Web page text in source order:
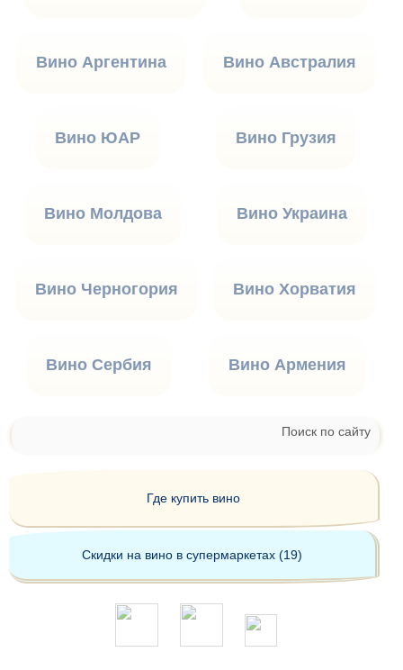
Вино Аргентина Вино Австралия
Вино ЮАР Вино Грузия
Вино Молдова Вино Украина
Вино Черногория Вино Хорватия
Вино Сербия Вино Армения
Поиск по сайту
Где купить вино
Скидки на вино в супермаркетах (19)